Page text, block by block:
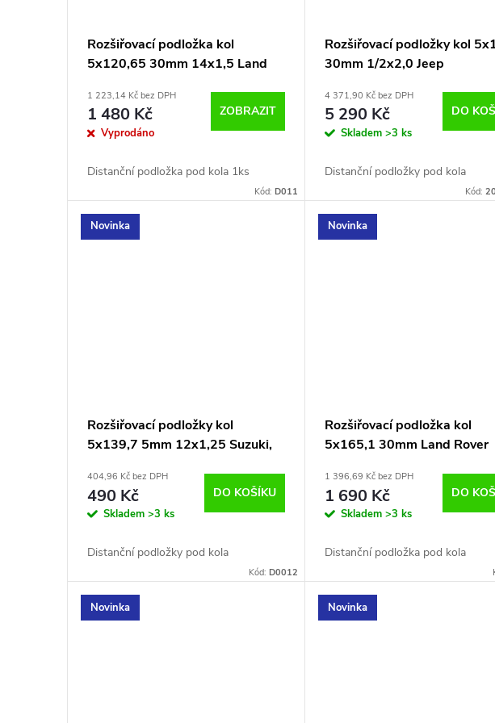
Rozšiřovací podložka kol
5x120,65 30mm 14x1,5 Land
1 223,14 Kč bez DPH
1 480 Kč
Vyprodáno
ZOBRAZIT
Distanční podložka pod kola 1ks
Kód:D011
Rozšiřovací podložky kol
30mm 1/2x2,0 Jeep
4 371,90 Kč bez DPH
5 290 Kč
Skladem>3 ks
DO
Distanční podložky pod kola
Kód:
Novinka
Rozšiřovací podložky kol
5x139,7 5mm 12x1,25 Suzuki,
404,96 Kč bez DPH
490 Kč
Skladem >3 ks
DO KOŠÍKU
Distanční podložky pod kola
Kód:D0012
Novinka
Rozšiřovací podložka kol
5x165,1 30mm Land Rover
1 396,69 Kč bez DPH
1 690 Kč
Skladem>3 ks
DO
Distanční podložka pod kola
Novinka Novinka